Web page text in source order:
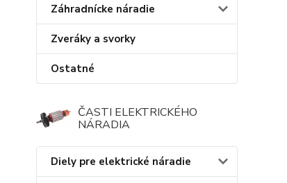
Záhradnícke náradie
Zveráky a svorky
Ostatné
ČASTI ELEKTRICKÉHO
NÁRADIA
Diely pre elektrické náradie